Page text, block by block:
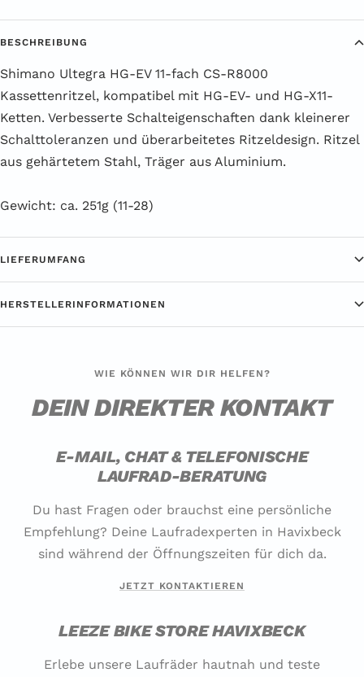
BESCHREIBUNG
Shimano Ultegra HG-EV 11-fach CS-R8000
Kassettenritzel, kompatibel mit HG-EV- und HG-X11-
Ketten. Verbesserte Schalteigenschaften dank kleinerer
Schalttoleranzen und überarbeitetes Ritzeldesign. Ritzel
aus gehärtetem Stahl, Träger aus Aluminium.
Gewicht: ca. 251g (11-28)
LIEFERUMFANG
HERSTELLERINFORMATIONEN
WIE KÖNNEN WIR DIR HELFEN?
DEIN DIREKTER KONTAKT
E-MAIL, CHAT & TELEFONISCHE
LAUFRAD-BERATUNG
Du hast Fragen oder brauchst eine persönliche
Empfehlung? Deine Laufradexperten in Havixbeck
sind während der Öffnungszeiten für dich da.
JETZT KONTAKTIEREN
LEEZE BIKE STORE HAVIXBECK
Erlebe unsere Laufräder hautnah und teste